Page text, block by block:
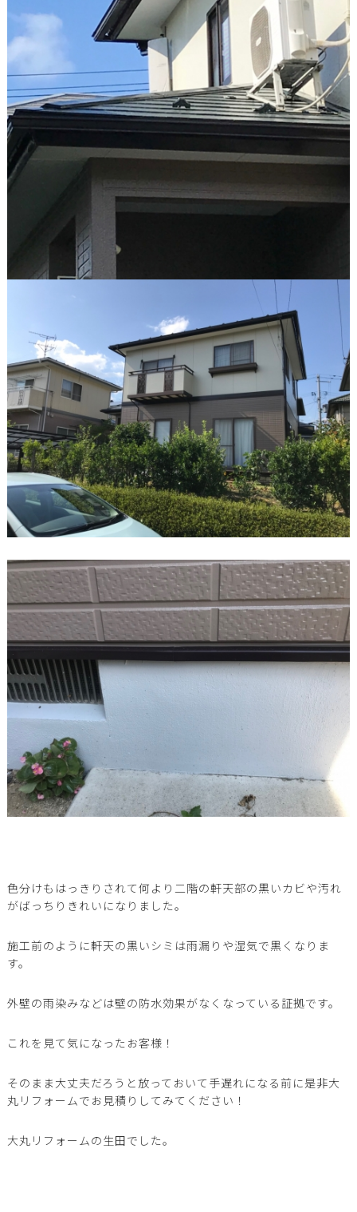
色分けもはっきりされて何より二階の軒天部の黒いカビや汚れ
がばっちりきれいになりました。
施工前のように軒天の黒いシミは雨漏りや湿気で黒くなりま
す。
外壁の雨染みなどは壁の防水効果がなくなっている証拠です。
これを見て気になったお客様！
そのまま大丈夫だろうと放っておいて手遅れになる前に是非大
丸リフォームでお見積りしてみてください！
大丸リフォームの生田でした。